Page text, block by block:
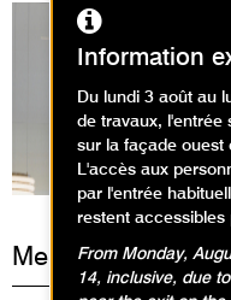
Mercredi 2 juillet
Information
Du lundi 3 août au
de travaux, l'entrée
sur la façade ouest
L'accès aux
par l'entrée
restent accessibles
From Monday,
14, inclusive, due